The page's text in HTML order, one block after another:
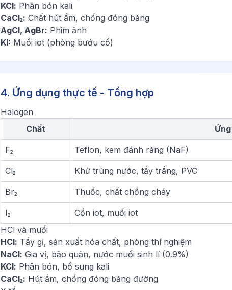
KCl: Phân bón kali
CaCl₂: Chất hút ẩm, chống đóng băng
AgCl, AgBr: Phim ảnh
KI: Muối iot (phòng bướu cổ)
4. Ứng dụng thực tế - Tổng hợp
Halogen
Chất
F₂ Teflon, kem đánh răng (NaF)
Cl₂ Khử trùng nước, tẩy trắng, PVC
Br₂ Thuốc, chất chống cháy
I₂
Cồn iot, muối iot
HCl và muối
HCl: Tẩy gỉ, sản xuất hóa chất, phòng thí nghiệm
NaCl: Gia vị, bảo quản, nước muối sinh lí (0.9%)
KCl: Phân bón, bổ sung kali
CaCl₂: Hút ẩm, chống đóng băng đường